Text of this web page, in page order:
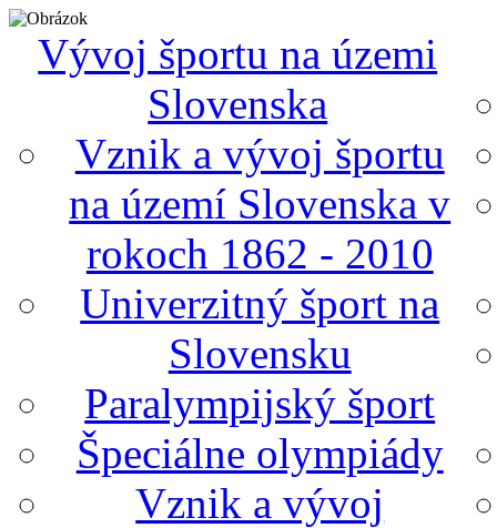
Vývoj športu na územi
Slovenska
Vznik a vývoj športu
na území Slovenska v
rokoch 1862 - 2010
Univerzitný šport na
Slovensku
Paralympijský šport
Špeciálne olympiády
Vznik a vývoj